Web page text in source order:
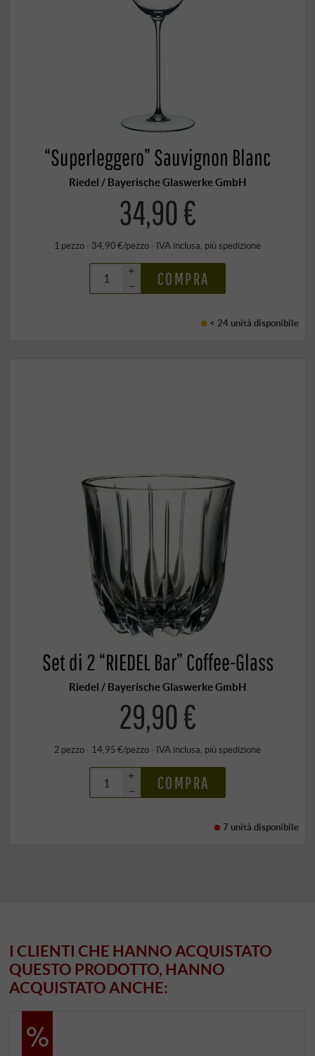
“Superleggero” Sauvignon Blanc
Riedel / Bayerische Glaswerke GmbH
34,90 €
1 pezzo · 34,90 €/pezzo · IVA inclusa , più spedizione
+
–
COMPRA
< 24 unità disponibile
Set di 2 “RIEDEL Bar” Coffee-Glass
Riedel / Bayerische Glaswerke GmbH
29,90 €
2 pezzo · 14,95 €/pezzo · IVA inclusa , più spedizione
+
–
COMPRA
7 unità disponibile
I CLIENTI CHE HANNO ACQUISTATO
QUESTO PRODOTTO, HANNO
ACQUISTATO ANCHE: